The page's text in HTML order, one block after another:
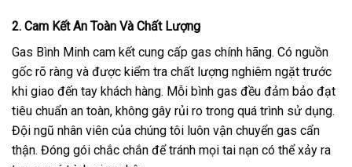
2. Cam Kết An Toàn Và Chất Lượng
Gas Bình Minh cam kết cung cấp gas chính hãng. Có nguồn
gốc rõ ràng và được kiểm tra chất lượng nghiêm ngặt trước
khi giao đến tay khách hàng. Mỗi bình gas đều đảm bảo đạt
tiêu chuẩn an toàn, không gây rủi ro trong quá trình sử dụng.
Đội ngũ nhân viên của chúng tôi luôn vận chuyển gas cẩn
thận. Đóng gói chắc chắn để tránh mọi tai nạn có thể xảy ra